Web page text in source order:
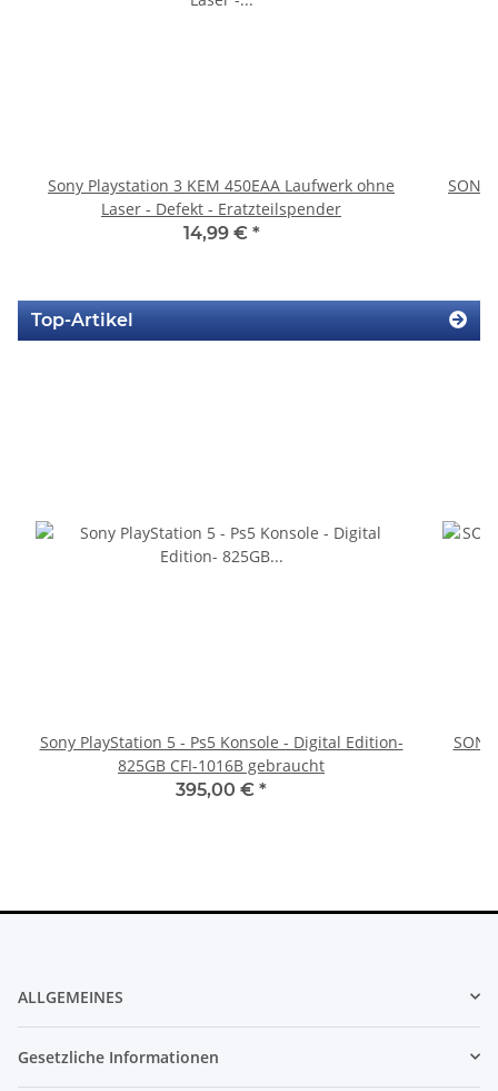
Sony Playstation 3 KEM 450EAA Laufwerk ohne
Laser - Defekt - Eratzteilspender
14,99 € *
Top-Artikel
Sony PlayStation 5 - Ps5 Konsole - Digital Edition-
825GB CFI-1016B gebraucht
395,00 € *
ALLGEMEINES
Gesetzliche Informationen